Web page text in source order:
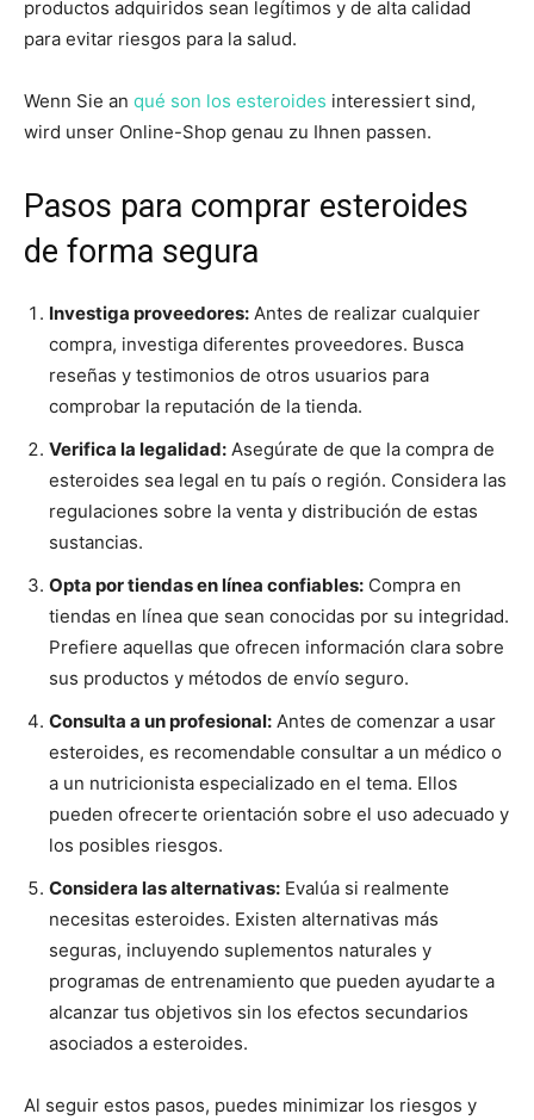
productos adquiridos sean legítimos y de alta calidad
para evitar riesgos para la salud.
Wenn Sie an qué son los esteroides interessiert sind,
wird unser Online-Shop genau zu Ihnen passen.
Pasos para comprar esteroides
de forma segura
Investiga proveedores: Antes de realizar cualquier
compra, investiga diferentes proveedores. Busca
reseñas y testimonios de otros usuarios para
comprobar la reputación de la tienda.
Verifica la legalidad: Asegúrate de que la compra de
esteroides sea legal en tu país o región. Considera las
regulaciones sobre la venta y distribución de estas
sustancias.
Opta por tiendas en línea confiables: Compra en
tiendas en línea que sean conocidas por su integridad.
Prefiere aquellas que ofrecen información clara sobre
sus productos y métodos de envío seguro.
Consulta a un profesional: Antes de comenzar a usar
esteroides, es recomendable consultar a un médico o
a un nutricionista especializado en el tema. Ellos
pueden ofrecerte orientación sobre el uso adecuado y
los posibles riesgos.
Considera las alternativas: Evalúa si realmente
necesitas esteroides. Existen alternativas más
seguras, incluyendo suplementos naturales y
programas de entrenamiento que pueden ayudarte a
alcanzar tus objetivos sin los efectos secundarios
asociados a esteroides.
Al seguir estos pasos, puedes minimizar los riesgos y